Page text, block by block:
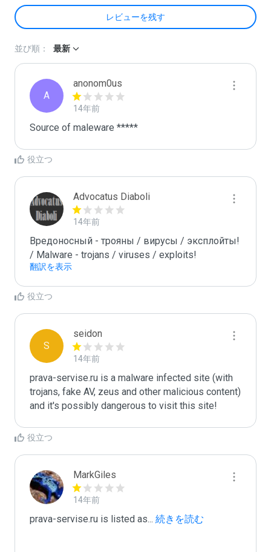
レビューを残す
並び順： 最新
A
anonom0us
14年前
Source of maleware *****
役立つ
Advocatus Diaboli
14年前
Вредоносный - трояны / вирусы / эксплойты!
/ Malware - trojans / viruses / exploits!
翻訳を表示
役立つ
S
seidon
14年前
prava-servise.ru is a malware infected site (with
trojans, fake AV, zeus and other malicious content)
and it's possibly dangerous to visit this site!
役立つ
MarkGiles
14年前
prava-servise.ru is listed as... 続きを読む